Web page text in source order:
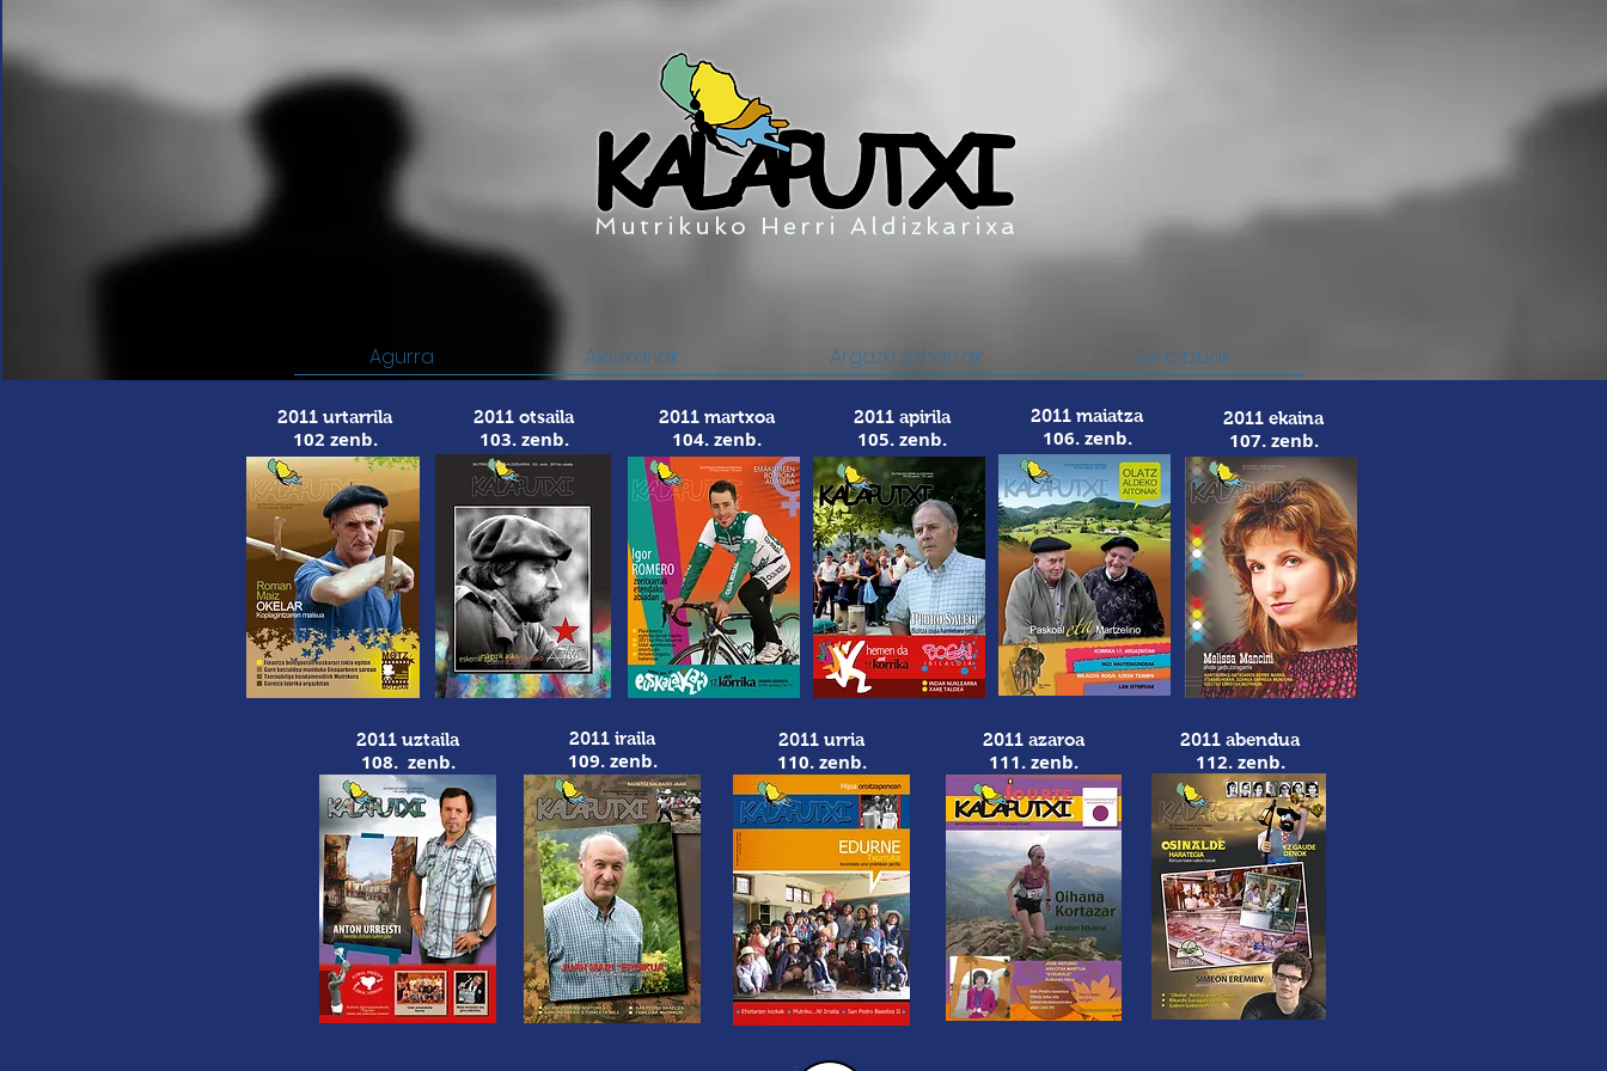
Agurra Aldizkariak Argazki zaharrak Zerbitzuak
Mutrikuko Herri Aldizkarixa
2011 urtarrila
102 zenb.
2011 otsaila
103. zenb.
2011 martxoa
104. zenb.
2011 apirila
105. zenb.
2011 maiatza
106. zenb.
2011 ekaina
107. zenb.
2011 uztaila
108. zenb.
2011 iraila
109. zenb.
2011 urria
110. zenb.
2011 azaroa
111. zenb.
2011 abendua
112. zenb.